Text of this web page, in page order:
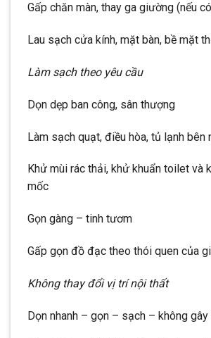
Gấp chăn màn, thay ga giường (nếu
Lau sạch cửa kính, mặt bàn, bề mặt
Làm sạch theo yêu cầu
Dọn dẹp ban công, sân thượng
Làm sạch quạt, điều hòa, tủ lạnh bên
Khử mùi rác thải, khử khuẩn toilet và
mốc
Gọn gàng – tinh tươm
Gấp gọn đồ đạc theo thói quen của
Không thay đổi vị trí nội thất
Dọn nhanh – gọn – sạch – không